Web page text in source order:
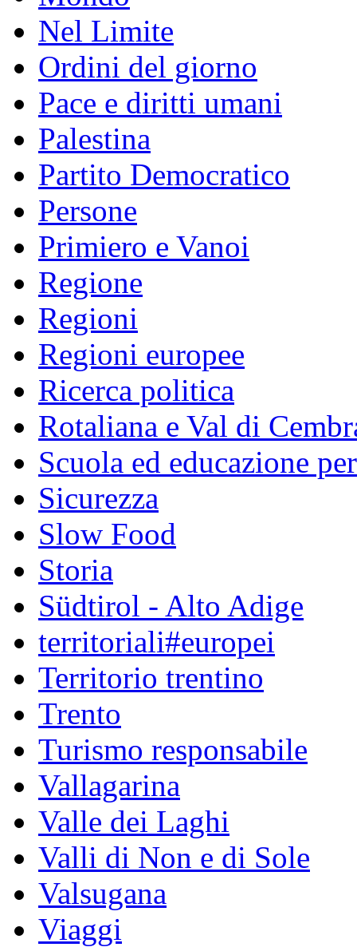
Nel Limite
Ordini del giorno
Pace e diritti umani
Palestina
Partito Democratico
Persone
Primiero e Vanoi
Regione
Regioni
Regioni europee
Ricerca politica
Rotaliana e Val di
Scuola ed educazione
Sicurezza
Slow Food
Storia
Südtirol - Alto Adige
territoriali#europei
Territorio trentino
Trento
Turismo responsabile
Vallagarina
Valle dei Laghi
Valli di Non e di Sole
Valsugana
Viaggi